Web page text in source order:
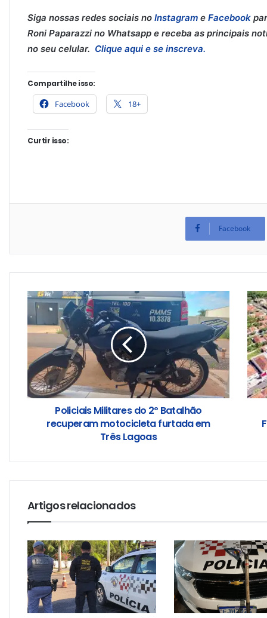
Siga nossas redes sociais no Instagram e Facebook
Roni Paparazzi no Whatsapp e receba as principais
no seu celular. Clique aqui e se inscreva.
Compartilhe isso:
Facebook 18+
Curtir isso:
Facebook
Policiais Militares do 2º Batalhão
recuperam motocicleta furtada em
Três Lagoas
Artigos relacionados